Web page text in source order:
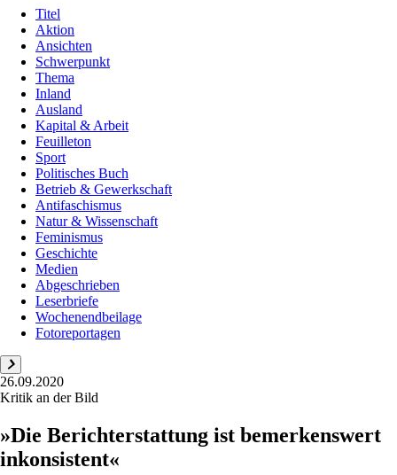
Titel
Aktion
Ansichten
Schwerpunkt
Thema
Inland
Ausland
Kapital & Arbeit
Feuilleton
Sport
Politisches Buch
Betrieb & Gewerkschaft
Antifaschismus
Natur & Wissenschaft
Feminismus
Geschichte
Medien
Abgeschrieben
Leserbriefe
Wochenendbeilage
Fotoreportagen
26.09.2020
Kritik an der Bild
»Die Berichterstattung ist bemerkenswert
inkonsistent«